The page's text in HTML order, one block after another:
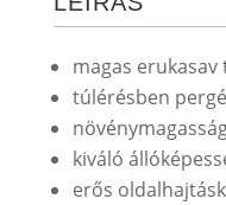
magas
túlérésben
kiváló
erős